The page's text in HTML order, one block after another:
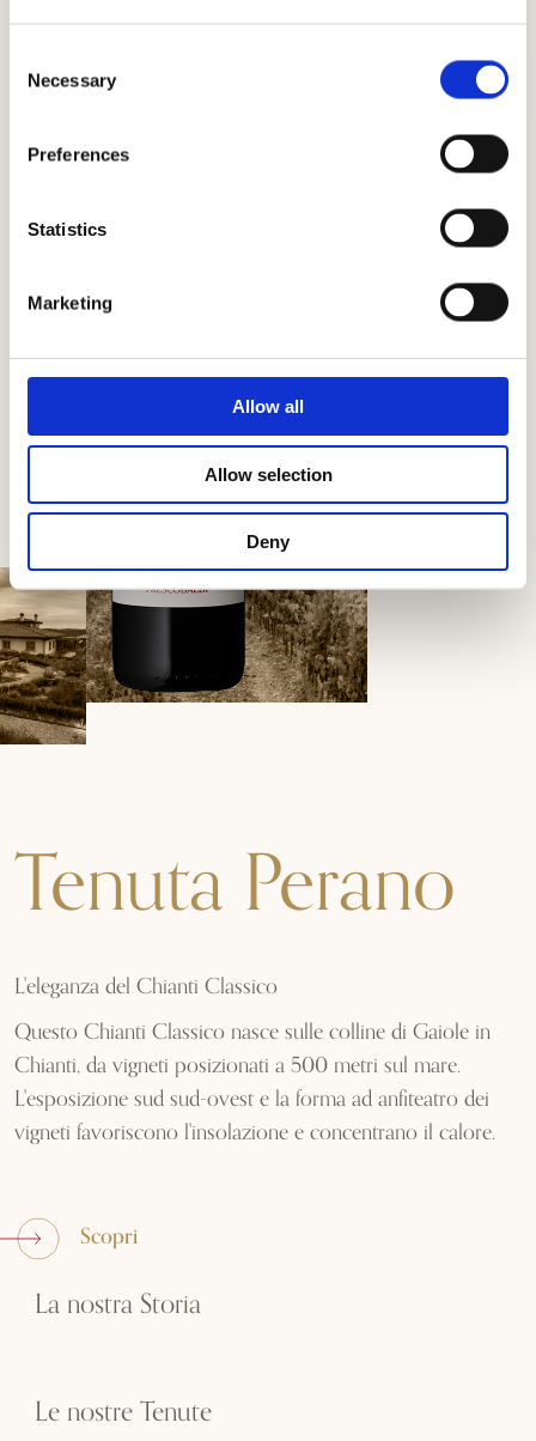
Selection
Necessary
Preferences
Statistics
Marketing
Allow all
Allow selection
Deny
Tenuta Perano
L'eleganza del Chianti Classico
Questo Chianti Classico nasce sulle colline di Gaiole in
Chianti, da vigneti posizionati a 500 metri sul mare.
L'esposizione sud sud-ovest e la forma ad anfiteatro dei
vigneti favoriscono l'insolazione e concentrano il calore.
Scopri
La nostra Storia
Le nostre Tenute